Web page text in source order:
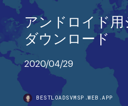
アンドロイド
ダウンロード
2020/04/29
BESTLOADSVMSP.WEB.APP